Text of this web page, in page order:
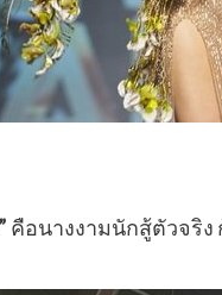
คือนางงามนักสู้ตัวจริ